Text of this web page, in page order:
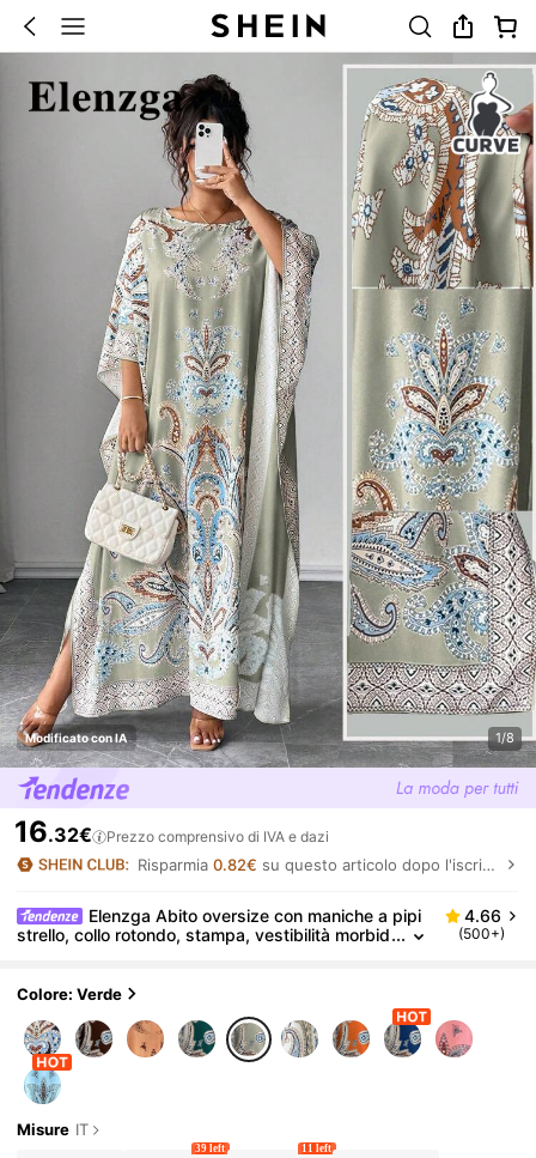
Modificato con IA 1/8
16.32€ Prezzo comprensivo di IVA e dazi
Risparmia0.82€ su questo articolo dopo l'iscrizione.
Elenzga Abito oversize con maniche a pipi
strello, collo rotondo, stampa, vestibilità morbid
4.66
(500+)
Colore: Verde
Misure IT
39 left 11 left